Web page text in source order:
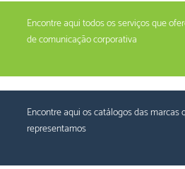
Encontre aqui todos os serviços que
de comunicação corporativa
Encontre aqui os catálogos das marcas
representamos